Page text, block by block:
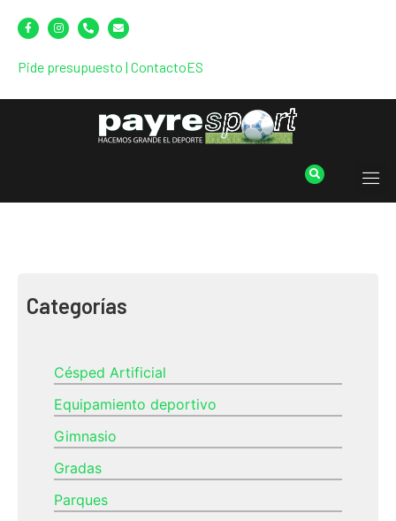
Pide presupuesto | ContactoES
Categorías
Césped Artificial
Equipamiento deportivo
Gimnasio
Gradas
Parques